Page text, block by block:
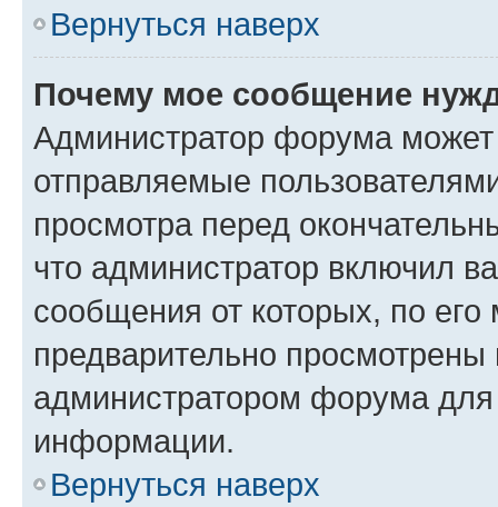
Вернуться наверх
Почему мое сообщение
Администратор форума
отправляемые
просмотра перед
что администратор включил
сообщения от которых, по
предварительно
администратором форума
информации.
Вернуться наверх